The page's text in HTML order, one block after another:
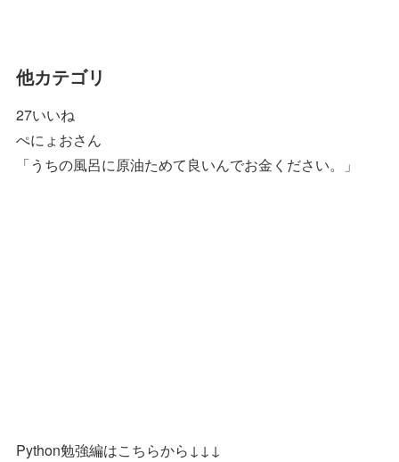
他カテゴリ
27いいね
ぺにょおさん
「うちの風呂に原油ためて良いんでお金ください。」
Python勉強編はこちらから↓↓↓